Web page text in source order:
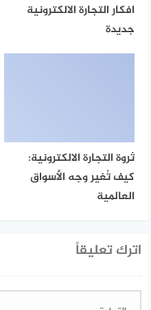
افكار التجارة الالكترونية
جديدة
ثروة التجارة الالكترونية:
كيف تُغير وجه الأسواق
العالمية
اترك تعليقاً